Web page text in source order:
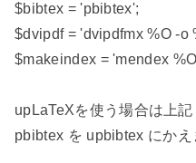
$bibtex = 'pbibtex';
$dvipdf = 'dvipdfmx %O -o
$makeindex = 'mendex
upLaTeXを使う場合は上
pbibtex を upbibtex にかえ